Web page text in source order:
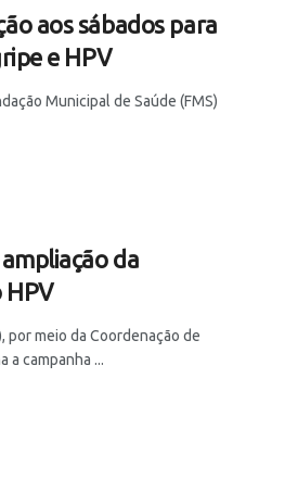
aos sábados para
e HPV
Municipal de Saúde (FMS)
da
por meio da Coordenação de
a campanha ...